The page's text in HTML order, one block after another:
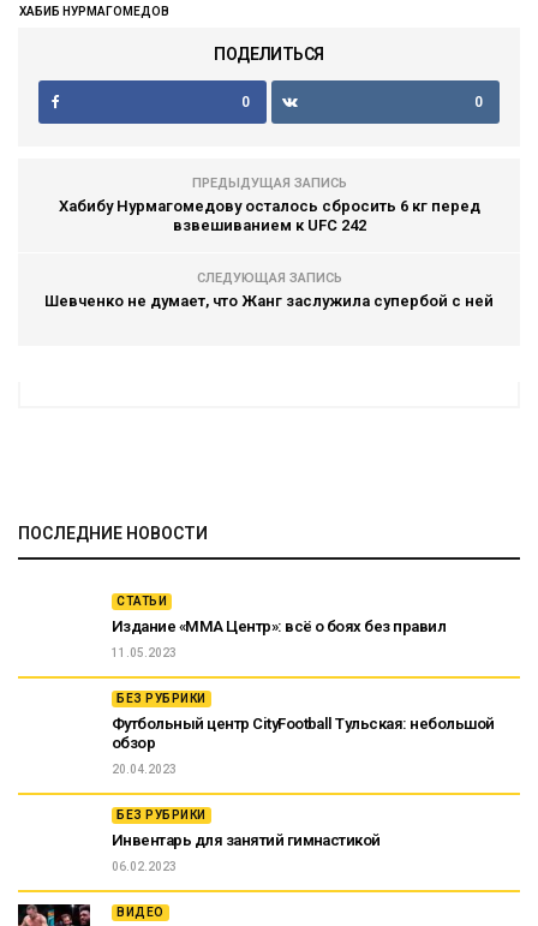
ХАБИБ НУРМАГОМЕДОВ
ПОДЕЛИТЬСЯ
0 0
ПРЕДЫДУЩАЯ ЗАПИСЬ
Хабибу Нурмагомедову осталось сбросить 6 кг перед
взвешиванием к UFC 242
СЛЕДУЮЩАЯ ЗАПИСЬ
Шевченко не думает, что Жанг заслужила супербой с ней
ПОСЛЕДНИЕ НОВОСТИ
СТАТЬИ
Издание «ММА Центр»: всё о боях без правил
11.05.2023
БЕЗ РУБРИКИ
Футбольный центр CityFootball Тульская: небольшой
обзор
20.04.2023
БЕЗ РУБРИКИ
Инвентарь для занятий гимнастикой
06.02.2023
ВИДЕО